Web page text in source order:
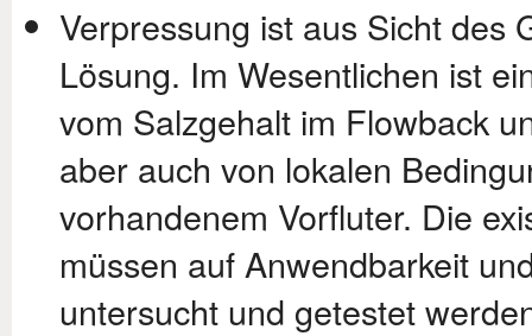
Verpressung ist aus Sicht des
Lösung. Im Wesentlichen ist
vom Salzgehalt im Flowback
aber auch von lokalen
vorhandenem Vorfluter. Die
müssen auf Anwendbarkeit
untersucht und getestet